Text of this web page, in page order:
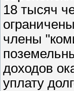
18 тысяч
члены
доходов
уплату